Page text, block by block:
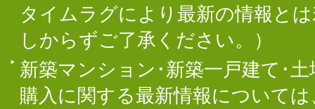
タイムラグにより最新の情報と
しからずご了承ください。）
新築マンション･新築一戸建て･
購入に関する最新情報について